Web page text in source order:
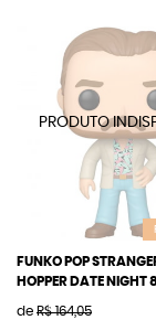
FUNKO POP
HOPPER DATE NIGHT
de R$ 164,05